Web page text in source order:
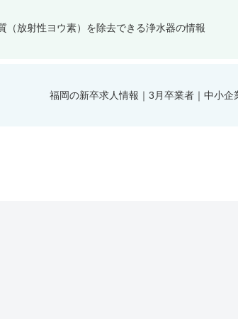
（放射性ヨウ素）を除去できる浄水器の情報
福岡の新卒求人情報｜3月卒業者｜中小企